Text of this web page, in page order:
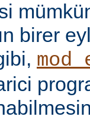
birer